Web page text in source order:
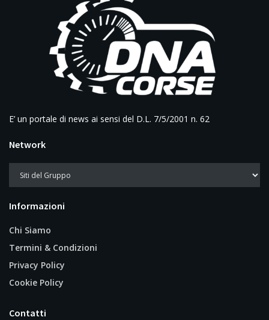
E’ un portale di news ai sensi del D.L. 7/5/2001 n. 62
Network
Informazioni
Chi Siamo
Termini & Condizioni
Privacy Policy
Cookie Policy
Contatti